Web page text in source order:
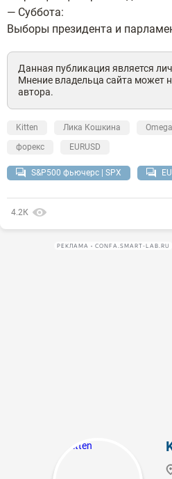
— Суббота:
Выборы президента и
Данная публикация является
Мнение владельца сайта может
автора.
Kitten Лика Кошкина
форекс
EURUSD
S&P500 фьючерс | SPX
4.2К
РЕКЛАМА • CONFA.SMART-LAB.RU